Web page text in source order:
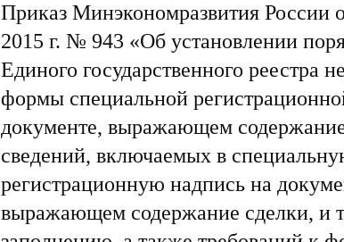
Приказ Минэкономразвития России
2015 г. № 943 «Об установлении
Единого государственного реестра
формы специальной
документе, выражающем содержание
сведений, включаемых в
регистрационную надпись на
выражающем содержание сделки, и